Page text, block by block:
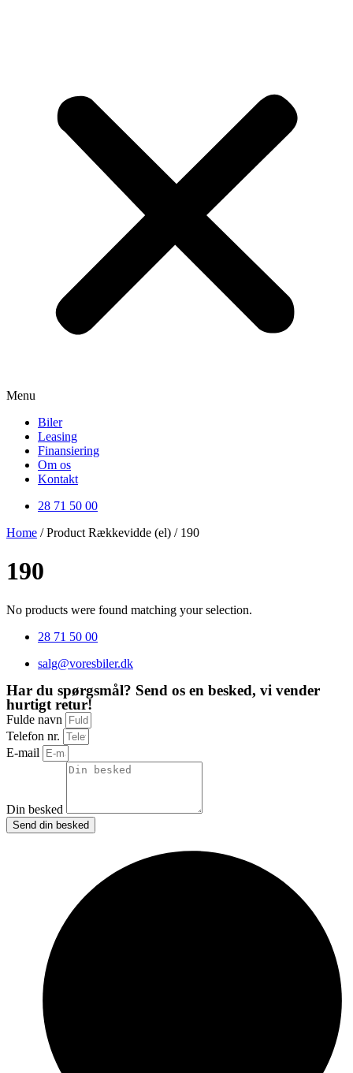
Menu
Biler
Leasing
Finansiering
Om os
Kontakt
28 71 50 00
Home / Product Rækkevidde (el) / 190
190
No products were found matching your selection.
28 71 50 00
salg@voresbiler.dk
Har du spørgsmål? Send os en besked, vi vender
hurtigt retur!
Fulde navn
Telefon nr.
E-mail
Din besked
Send din besked